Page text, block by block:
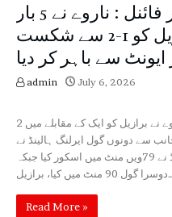
فیفا ورلڈکپ پری کوارٹر فائنل : ناروے نے 5 بار
کی عالمی چیمپئن برازیل کو 1-2 سے شکست
ایونٹ سے باہر کر دیا
admin July 6, 2026
نیو جرسی میں کھیلے گئے میچ میں ناروے نے برازیل کو ایک کے مقابلے میں 2
سے دونوں گول ایرلنگ ہالینڈ نے
اسکور کیے۔ پہلا گول ایرلنگ ہالینڈ نے 79ویں منٹ میں اسکور کیا جبکہ
کیا، برازیل…
Read More »